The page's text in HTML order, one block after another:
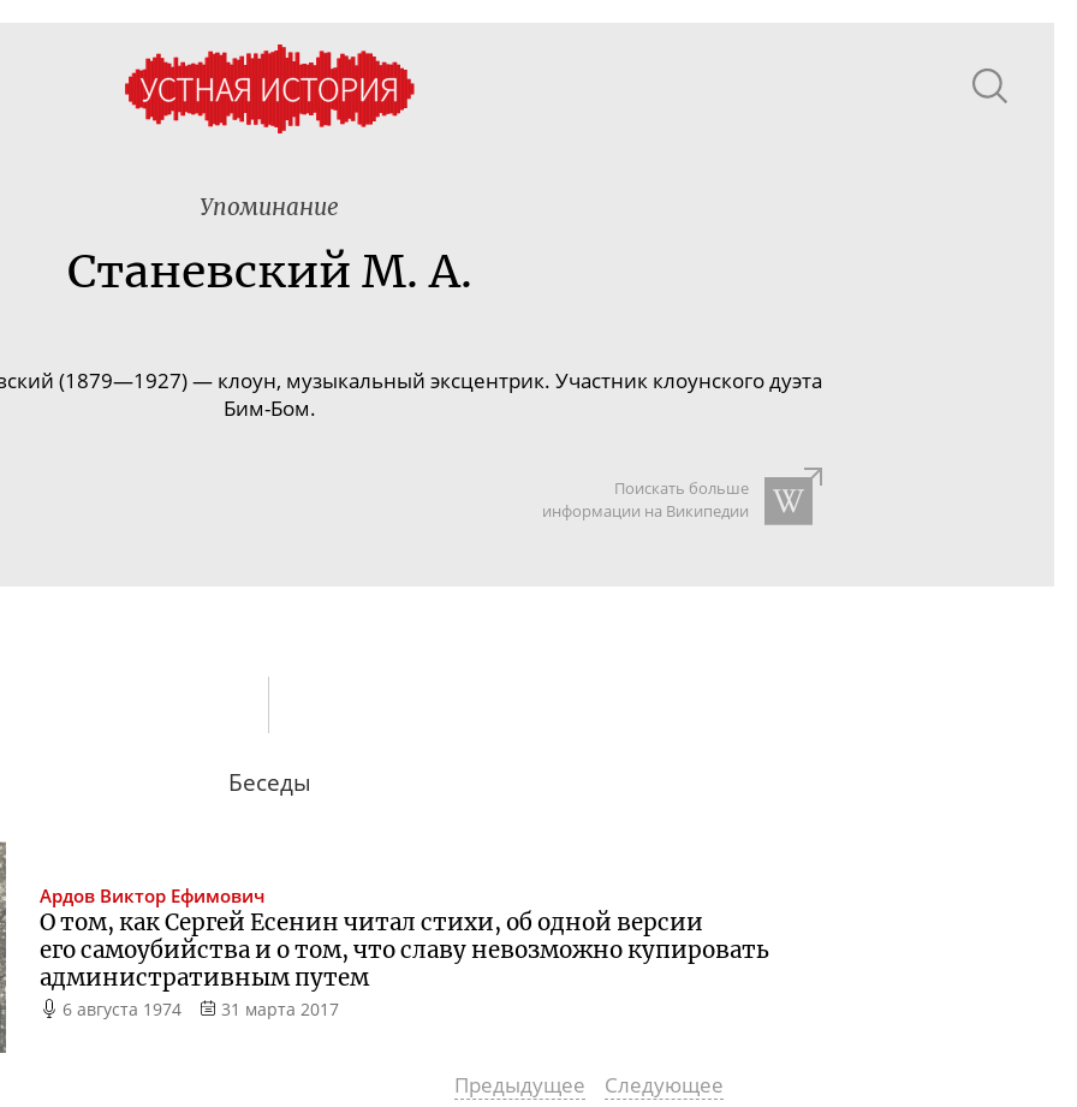
Упоминание
Станевский М. А.
(1879—1927) — клоун, музыкальный эксцентрик. Участник клоунского дуэта
Бим-Бом.
Поискать больше
информации на Википедии
Беседы
Ардов Виктор Ефимович
О том, как Сергей Есенин читал стихи, об одной версии
его самоубийства и о том, что славу невозможно купировать
административным путем
6 августа 1974 31 марта 2017
Предыдущее Следующее